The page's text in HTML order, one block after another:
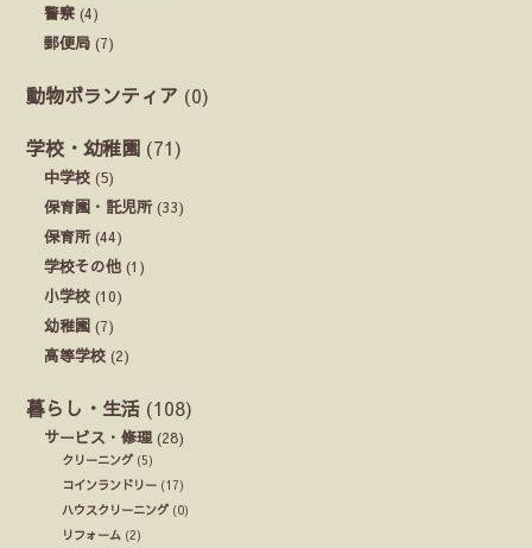
警察 (4)
郵便局 (7)
動物ボランティア (0)
学校・幼稚園 (71)
中学校 (5)
保育園・託児所(33)
保育所(44)
学校その他 (1)
小学校 (10)
幼稚園 (7)
高等学校 (2)
暮らし・生活 (108)
サービス・修理 (28)
クリーニング(5)
コインランドリー (17)
ハウスクリーニング(0)
リフォーム (2)